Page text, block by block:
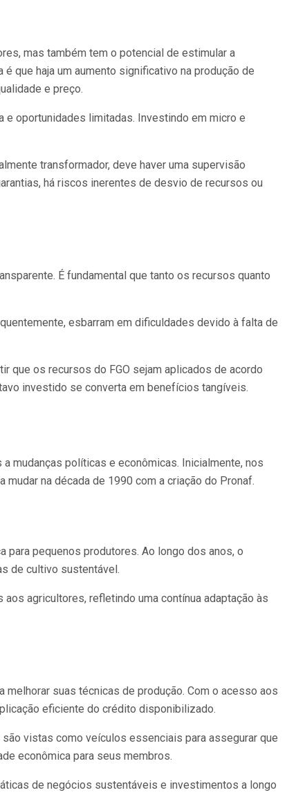
mas também tem o potencial de estimular a
que haja um aumento significativo na produção de
e preço.
oportunidades limitadas. Investindo em micro e
transformador, deve haver uma supervisão
há riscos inerentes de desvio de recursos ou
É fundamental que tanto os recursos quanto
esbarram em dificuldades devido à falta de
que os recursos do FGO sejam aplicados de acordo
investido se converta em benefícios tangíveis.
mudanças políticas e econômicas. Inicialmente, nos
na década de 1990 com a criação do Pronaf.
pequenos produtores. Ao longo dos anos, o
de cultivo sustentável.
agricultores, refletindo uma contínua adaptação às
suas técnicas de produção. Com o acesso aos
eficiente do crédito disponibilizado.
vistas como veículos essenciais para assegurar que
econômica para seus membros.
de negócios sustentáveis e investimentos a longo